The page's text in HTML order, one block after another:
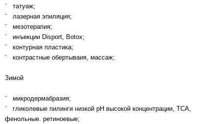
¨ татуаж;
¨ лазерная эпиляция;
¨ мезотерапия;
¨ инъекции Disport, Botox;
¨ контурная пластика;
¨ контрастные обертываия, массаж;
Зимой
¨ микродермабразия;
¨ гликолевые пилинги низкой рН высокой концентрации, ТСА,
фенольные. ретиноевые;